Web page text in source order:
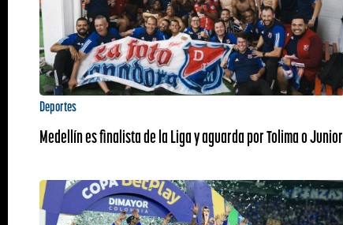
Deportes
Medellín es finalista de la Liga y aguarda por Tolima o Junior